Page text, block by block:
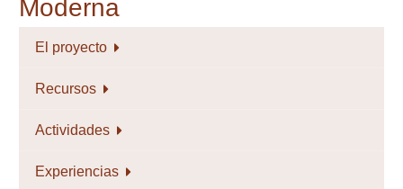
El proyecto
Recursos
Actividades
Experiencias